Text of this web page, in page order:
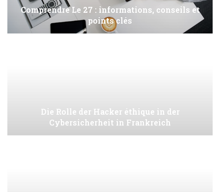
Comprendre Le 27 : informations, conseils et
points clés
Die Rolle der Hacker éthique in der
Cybersicherheit in Frankreich